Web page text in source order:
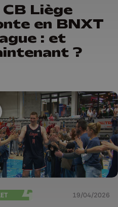
CB Liège
en BNXT
: et
?
19/04/2026